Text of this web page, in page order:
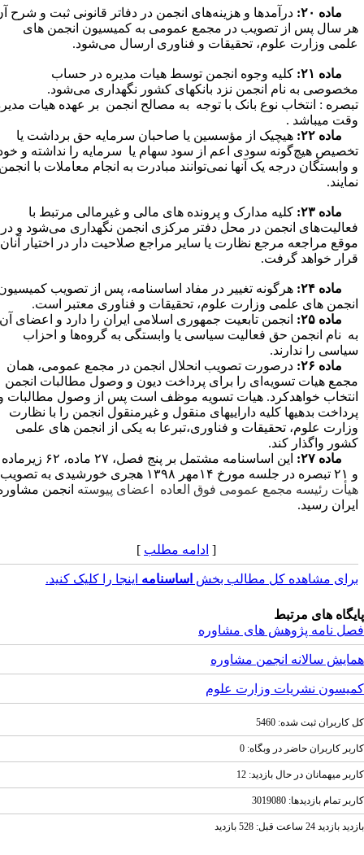
ماده ۲۰:
درآمدها و هزینه‌های انجمن در دفاتر قانونی ثبت و شرح آن
سال پس از تصویب در مجمع عمومی به کمیسیون انجمن های
وزارت علوم، تحقیقات و فناوری ارسال می‌شود.
ماده ۲۱:
کلیه وجوه انجمن توسط هیات مدیره در حساب
به نام انجمن نزد بانکهای کشور نگهداری می‌شود.
: انتخاب نوع بانک با توجه به مصالح انجمن بر عهده هیات مدیره
میباشد .
ماده ۲۲:
هیچیک از مؤسسین یا صاحبان سرمایه حق برداشت یا
هیچ‌گونه سودی اعم از سود سهام یا سرمایه را نداشته و خود
وابستگان درجه یک آنها نمی‌توانند مبادرت به انجام معاملات با انجمن
ماده ۲۳:
کلیه مدارک و پرونده های مالی و غیرمالی مرتبط با
انجمن در محل دفتر مرکزی انجمن نگهداری می‌شود و در
مراجعه مرجع نظارت یا سایر مراجع صلاحیت دار در اختیار آنان
خواهد گرفت.
ماده ۲۴:
هرگونه تغییر در مفاد اساسنامه، پس از تصویب کمیسیون
های علمی وزارت علوم، تحقیقات و فناوری معتبر است.
ماده ۲۵:
انجمن تابعیت جمهوری اسلامی ایران را دارد و اعضای آن
نام انجمن حق فعالیت سیاسی یا وابستگی به گروه‌ها و احزاب
را ندارند.
ماده ۲۶:
درصورت تصویب انحلال انجمن در مجمع عمومی، همان
هیات تسویه‌ای را برای پرداخت دیون و وصول مطالبات انجمن
خواهدکرد. هیات تسویه موظف است پس از وصول مطالبات و
بدهیها کلیه داراییهای منقول و غیرمنقول انجمن را با نظارت
علوم، تحقیقات و فناوری،تبرعا به یکی از انجمن های علمی
واگذار کند.
ماده ۲۷:
این اساسنامه مشتمل بر پنج فصل، ۲۷ ماده، ۶۲ زیرماده
رئیسه مجمع عمومی فوق العاده اعضای پیوستهانجمن مشاوره
رسید.
ادامه مطلب]
مشاهده کل مطالب بخش اساسنامهاینجا را کلیک کنید.
های مرتبط
نامه پژوهش های مشاوره
سالانه انجمن مشاوره
نشریات وزارت علوم
ثبت شده: 5460
کاربران حاضر در وبگاه: 0
ميهمانان در حال بازديد: 12
تمام بازديد‌ها: 3019080
24 ساعت قبل: 528 بازدید